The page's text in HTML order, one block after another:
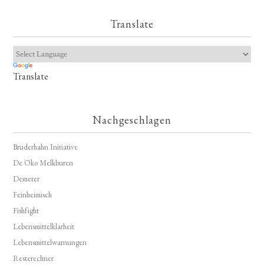
Translate
Translate
Nachgeschlagen
Bruderhahn Initiative
De Öko Melkburen
Demeter
Feinheimisch
Fishfight
Lebensmittelklarheit
Lebensmittelwarnungen
Resterechner